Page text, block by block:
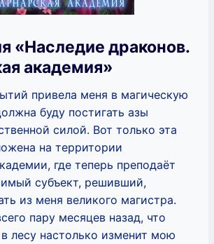
«Наследие драконов.
академия»
привела меня в магическую
буду постигать азы
силой. Вот только эта
на территории
где теперь преподаёт
субъект, решивший,
из меня великого магистра.
пару месяцев назад, что
лесу настолько изменит мою